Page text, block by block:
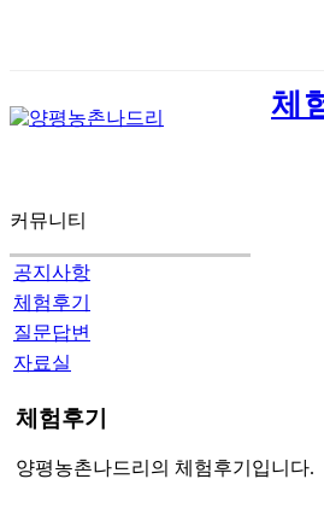
체
커뮤니티
공지사항
체험후기
질문답변
자료실
체험후기
양평농촌나드리의 체험후기입니다.